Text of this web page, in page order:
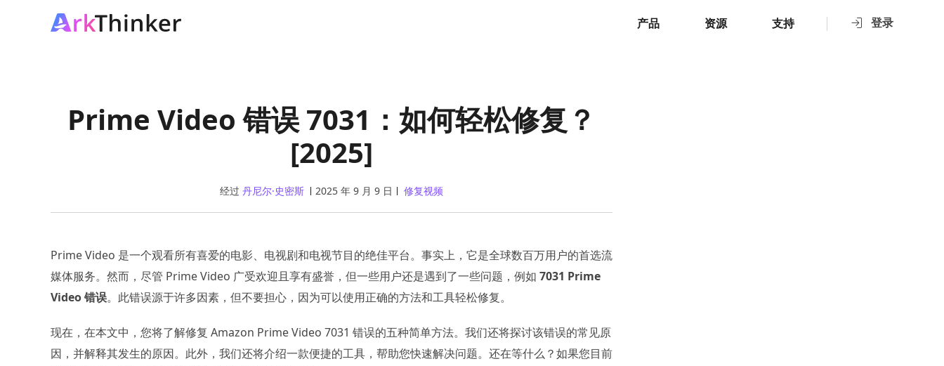
登录
产品 资源 支持
Prime Video 错误 7031：如何轻松修复？
[2025]
经过 丹尼尔·史密斯 2025 年 9 月 9 日 修复视频
Prime Video 是一个观看所有喜爱的电影、电视剧和电视节目的绝佳平台。事实上，它是全球数百万用户的首选流
媒体服务。然而，尽管 Prime Video 广受欢迎且享有盛誉，但一些用户还是遇到了一些问题，例如 7031 Prime
Video 错误。此错误源于许多因素，但不要担心，因为可以使用正确的方法和工具轻松修复。
现在，在本文中，您将了解修复 Amazon Prime Video 7031 错误的五种简单方法。我们还将探讨该错误的常见原
因，并解释其发生的原因。此外，我们还将介绍一款便捷的工具，帮助您快速解决问题。还在等什么？如果您目前